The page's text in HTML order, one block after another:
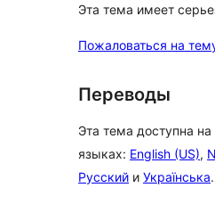
Эта тема имеет
Пожаловаться на
Переводы
Эта тема доступна
языках: English (US),
Русский и Українська.